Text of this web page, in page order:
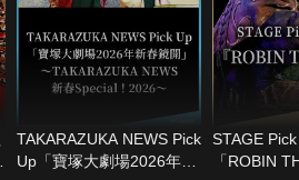
TAKARAZUKA NEWS Pick
Up「寶塚大劇場2026年新
STAGE
「ROBIN